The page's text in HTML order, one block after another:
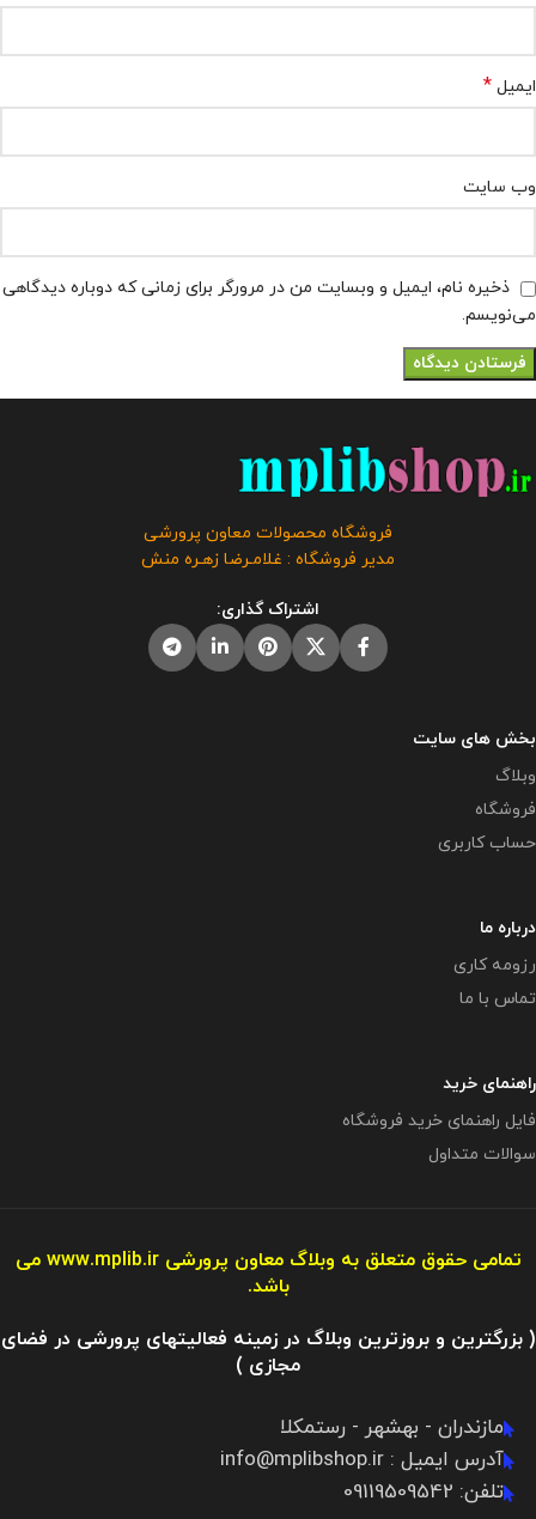
ایمیل *
وب‌ سایت
ذخیره نام، ایمیل و وبسایت من در مرورگر برای زمانی که دوباره دیدگاهی
می‌نویسم.
فروشگاه محصولات معاون پرورشی
مدیر فروشگاه : غلامـرضا زهـره منش
اشتراک گذاری:
بخش های سایت
وبلاگ
فروشگاه
حساب کاربری
درباره ما
رزومه کاری
تماس با ما
راهنمای خرید
فایل راهنمای خرید فروشگاه
سوالات متداول
تمامی حقوق متعلق به وبلاگ معاون پرورشیwww.mplib.ir می
باشد.
( بزرگترین و بروزترین وبلاگ در زمینه فعالیتهای پرورشی در فضای
مجازی )
مازندران - بهشهر - رستمکلا
آدرس ایمیل : info@mplibshop.ir
تلفن: 09119509542​